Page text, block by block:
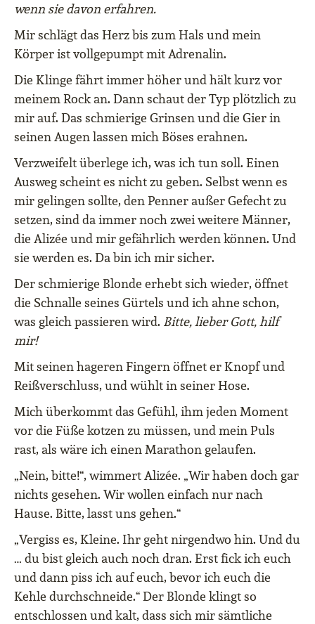
wenn sie davon erfahren.
Mir schlägt das Herz bis zum Hals und mein
Körper ist vollgepumpt mit Adrenalin.
Die Klinge fährt immer höher und hält kurz vor
meinem Rock an. Dann schaut der Typ plötzlich zu
mir auf. Das schmierige Grinsen und die Gier in
seinen Augen lassen mich Böses erahnen.
Verzweifelt überlege ich, was ich tun soll. Einen
Ausweg scheint es nicht zu geben. Selbst wenn es
mir gelingen sollte, den Penner außer Gefecht zu
setzen, sind da immer noch zwei weitere Männer,
die Alizée und mir gefährlich werden können. Und
sie werden es. Da bin ich mir sicher.
Der schmierige Blonde erhebt sich wieder, öffnet
die Schnalle seines Gürtels und ich ahne schon,
was gleich passieren wird. Bitte, lieber Gott, hilf
mir!
Mit seinen hageren Fingern öffnet er Knopf und
Reißverschluss, und wühlt in seiner Hose.
Mich überkommt das Gefühl, ihm jeden Moment
vor die Füße kotzen zu müssen, und mein Puls
rast, als wäre ich einen Marathon gelaufen.
„Nein, bitte!“, wimmert Alizée. „Wir haben doch gar
nichts gesehen. Wir wollen einfach nur nach
Hause. Bitte, lasst uns gehen.“
„Vergiss es, Kleine. Ihr geht nirgendwo hin. Und du
… du bist gleich auch noch dran. Erst fick ich euch
und dann piss ich auf euch, bevor ich euch die
Kehle durchschneide.“ Der Blonde klingt so
entschlossen und kalt, dass sich mir sämtliche